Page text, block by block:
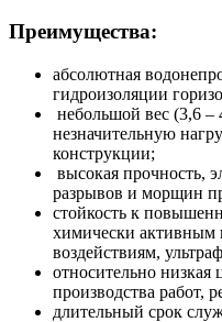
Преимущества:
абсолютная
гидроизоляции
небольшой вес (3,6 –
незначительную
конструкции;
высокая прочность,
разрывов и морщин
стойкость к
химически активным
воздействиям,
относительно низкая
производства работ,
длительный срок